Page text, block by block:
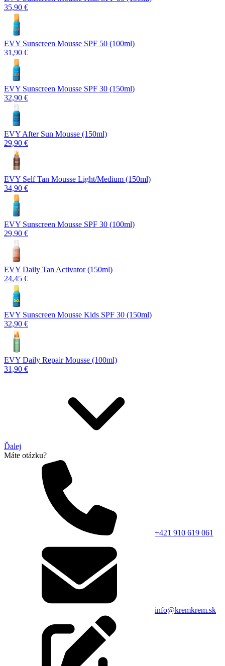
35,90 €
EVY Sunscreen Mousse SPF 50 (100ml)
31,90 €
EVY Sunscreen Mousse SPF 30 (150ml)
32,90 €
EVY After Sun Mousse (150ml)
29,90 €
EVY Self Tan Mousse Light/Medium (150ml)
34,90 €
EVY Sunscreen Mousse SPF 30 (100ml)
29,90 €
EVY Daily Tan Activator (150ml)
24,45 €
EVY Sunscreen Mousse Kids SPF 30 (150ml)
32,90 €
EVY Daily Repair Mousse (100ml)
31,90 €
Ďalej
Máte otázku?
+421 910 619 061
info@kremkrem.sk